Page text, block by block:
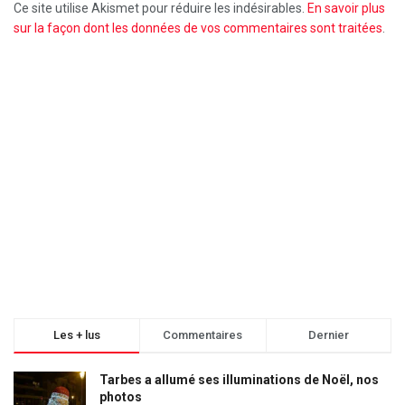
Ce site utilise Akismet pour réduire les indésirables. En savoir plus
sur la façon dont les données de vos commentaires sont traitées
Les + lus Commentaires Dernier
Tarbes a allumé ses illuminations de Noël, nos
photos